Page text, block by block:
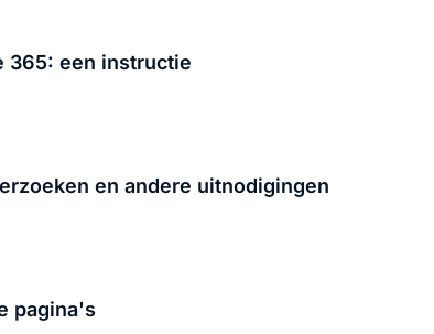
365: een instructie
en andere uitnodigingen
pagina's